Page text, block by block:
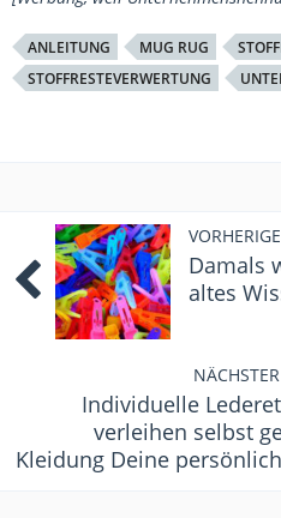
ANLEITUNG MUG RUG
STOFFRESTEVERWERTUNG
Damals
altes
Individuelle
verleihen selbst
Kleidung Deine